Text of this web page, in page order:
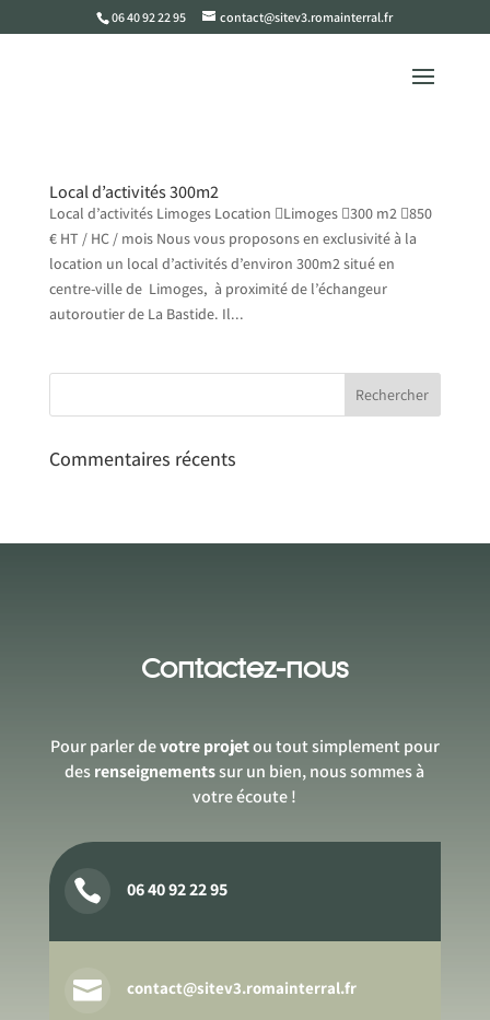
06 40 92 22 95 contact@sitev3.romainterral.fr
Local d’activités 300m2
Local d’activités Limoges Location Limoges 300 m2 850
€ HT / HC / mois Nous vous proposons en exclusivité à la
location un local d’activités d’environ 300m2 situé en
centre-ville de Limoges, à proximité de l’échangeur
autoroutier de La Bastide. Il...
Commentaires récents
Contactez-nous
Pour parler devotre projetou tout simplement pour
desrenseignementssur un bien, nous sommes à
votre écoute !
 06 40 92 22 95
 contact@sitev3.romainterral.fr